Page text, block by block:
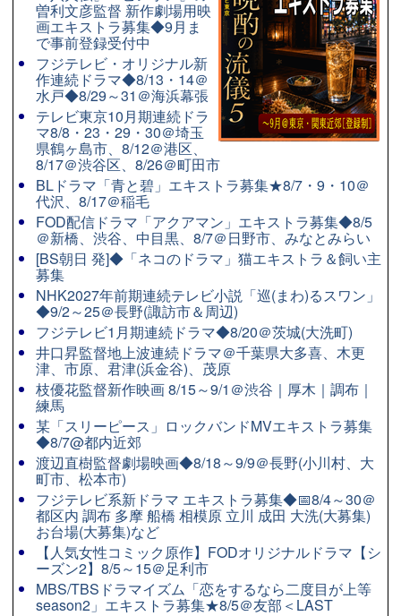
曽利文彦監督 新作劇場用映
画エキストラ募集◆9月ま
で事前登録受付中
フジテレビ・オリジナル新
作連続ドラマ◆8/13・14＠
水戸◆8/29～31＠海浜幕張
テレビ東京10月期連続ドラ
マ8/8・23・29・30＠埼玉
県鶴ヶ島市、8/12＠港区、
8/17＠渋谷区、8/26＠町田市
BLドラマ「青と碧」エキストラ募集★8/7・9・10＠
代沢、8/17＠稲毛
FOD配信ドラマ「アクアマン」エキストラ募集◆8/5
＠新橋、渋谷、中目黒、8/7＠日野市、みなとみらい
[BS朝日 発]◆「ネコのドラマ」猫エキストラ＆飼い主
募集
NHK2027年前期連続テレビ小説「巡(まわ)るスワン」
◆9/2～25＠長野(諏訪市＆周辺)
フジテレビ1月期連続ドラマ◆8/20＠茨城(大洗町)
井口昇監督地上波連続ドラマ＠千葉県大多喜、木更
津、市原、君津(浜金谷)、茂原
枝優花監督新作映画 8/15～9/1＠渋谷｜厚木｜調布｜
練馬
某「スリーピース」ロックバンドMVエキストラ募集
◆8/7@都内近郊
渡辺直樹監督劇場映画◆8/18～9/9＠長野(小川村、大
町市、松本市)
フジテレビ系新ドラマ エキストラ募集◆📅8/4～30＠
都区内 調布 多摩 船橋 相模原 立川 成田 大洗(大募集)
お台場(大募集)など
【人気女性コミック原作】FODオリジナルドラマ【シ
ーズン2】8/5～15＠足利市
MBS/TBSドラマイズム「恋をするなら二度目が上等
season2」エキストラ募集★8/5＠友部＜LAST